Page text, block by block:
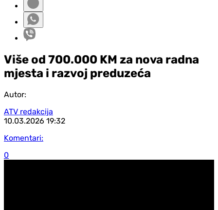
Više od 700.000 KM za nova radna
mjesta i razvoj preduzeća
Autor:
ATV redakcija
10.03.2026 19:32
Komentari:
0